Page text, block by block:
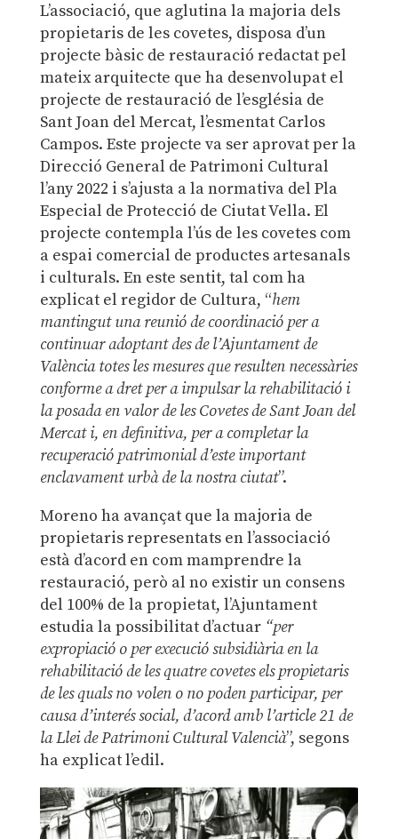
L’associació, que aglutina la majoria dels
propietaris de les covetes, disposa d’un
projecte bàsic de restauració redactat pel
mateix arquitecte que ha desenvolupat el
projecte de restauració de l’església de
Sant Joan del Mercat, l’esmentat Carlos
Campos. Este projecte va ser aprovat per la
Direcció General de Patrimoni Cultural
l’any 2022 i s’ajusta a la normativa del Pla
Especial de Protecció de Ciutat Vella. El
projecte contempla l’ús de les covetes com
a espai comercial de productes artesanals
i culturals. En este sentit, tal com ha
explicat el regidor de Cultura, “hem
mantingut una reunió de coordinació per a
continuar adoptant des de l’Ajuntament de
València totes les mesures que resulten necessàries
conforme a dret per a impulsar la rehabilitació i
la posada en valor de les Covetes de Sant Joan del
Mercat i, en definitiva, per a completar la
recuperació patrimonial d’este important
enclavament urbà de la nostra ciutat”.
Moreno ha avançat que la majoria de
propietaris representats en l’associació
està d’acord en com mamprendre la
restauració, però al no existir un consens
del 100% de la propietat, l’Ajuntament
estudia la possibilitat d’actuar “per
expropiació o per execució subsidiària en la
rehabilitació de les quatre covetes els propietaris
de les quals no volen o no poden participar, per
causa d’interés social, d’acord amb l’article 21 de
la Llei de Patrimoni Cultural Valencià”, segons
ha explicat l’edil.